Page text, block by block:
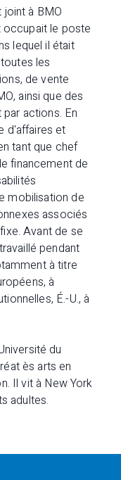
joint à BMO
occupait le poste
lequel il était
les
de vente
ainsi que des
actions. En
d'affaires et
tant que chef
financement de
mobilisation de
associés
Avant de se
pendant
à titre
à
É.-U., à
du
ès arts en
Il vit à New York
adultes.